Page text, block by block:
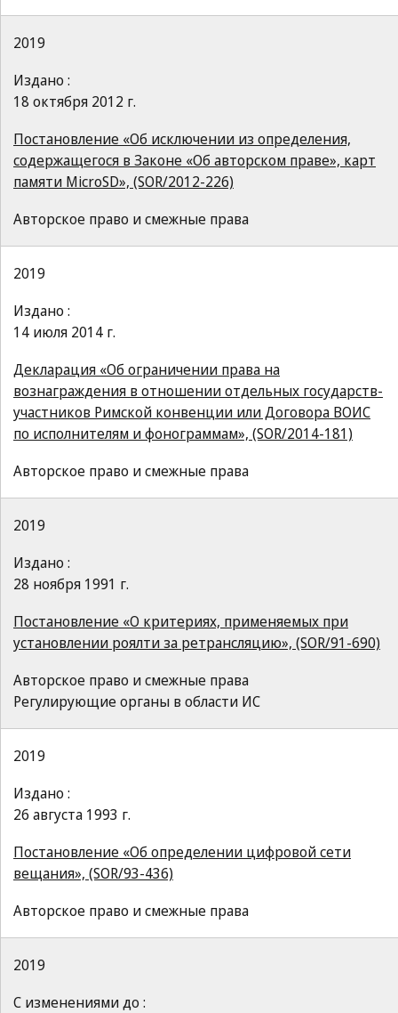
2019
Издано :
18 октября 2012 г.
Постановление «Об исключении из определения,
содержащегося в Законе «Об авторском праве», карт
памяти MicroSD», (SOR/2012-226)
Авторское право и смежные права
2019
Издано :
14 июля 2014 г.
Декларация «Об ограничении права на
вознаграждения в отношении отдельных государств-
участников Римской конвенции или Договора ВОИС
по исполнителям и фонограммам», (SOR/2014-181)
Авторское право и смежные права
2019
Издано :
28 ноября 1991 г.
Постановление «О критериях, применяемых при
установлении роялти за ретрансляцию», (SOR/91-690)
Авторское право и смежные права
Регулирующие органы в области ИС
2019
Издано :
26 августа 1993 г.
Постановление «Об определении цифровой сети
вещания», (SOR/93-436)
Авторское право и смежные права
2019
С изменениями до :